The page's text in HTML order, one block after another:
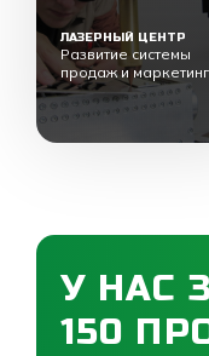
ЛАЗЕРНЫЙ ЦЕНТР
Развитие системы
продаж и
У НАС
150